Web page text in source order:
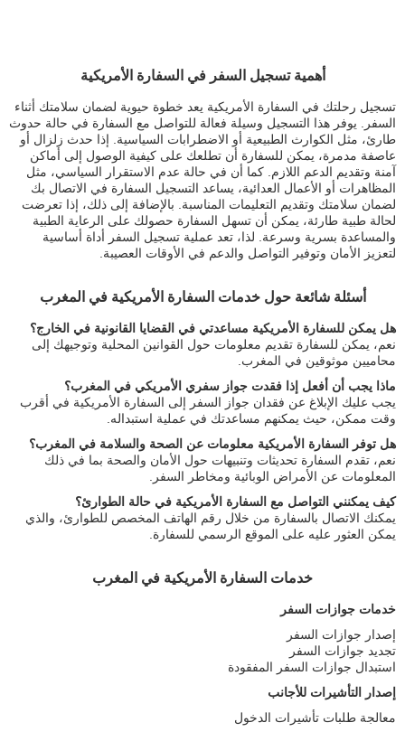
أهمية تسجيل السفر في السفارة الأمريكية
تسجيل رحلتك في السفارة الأمريكية يعد خطوة حيوية لضمان سلامتك أثناء
السفر. يوفر هذا التسجيل وسيلة فعالة للتواصل مع السفارة في حالة حدوث
طارئ، مثل الكوارث الطبيعية أو الاضطرابات السياسية. إذا حدث زلزال أو
عاصفة مدمرة، يمكن للسفارة أن تطلعك على كيفية الوصول إلى أماكن
آمنة وتقديم الدعم اللازم. كما أن في حالة عدم الاستقرار السياسي، مثل
المظاهرات أو الأعمال العدائية، يساعد التسجيل السفارة في الاتصال بك
لضمان سلامتك وتقديم التعليمات المناسبة. بالإضافة إلى ذلك، إذا تعرضت
لحالة طبية طارئة، يمكن أن تسهل السفارة حصولك على الرعاية الطبية
والمساعدة بسرية وسرعة. لذا، تعد عملية تسجيل السفر أداة أساسية
لتعزيز الأمان وتوفير التواصل والدعم في الأوقات العصيبة.
أسئلة شائعة حول خدمات السفارة الأمريكية في المغرب
هل يمكن للسفارة الأمريكية مساعدتي في القضايا القانونية في الخارج؟
نعم، يمكن للسفارة تقديم معلومات حول القوانين المحلية وتوجيهك إلى
محاميين موثوقين في المغرب.
ماذا يجب أن أفعل إذا فقدت جواز سفري الأمريكي في المغرب؟
يجب عليك الإبلاغ عن فقدان جواز السفر إلى السفارة الأمريكية في أقرب
وقت ممكن، حيث يمكنهم مساعدتك في عملية استبداله.
هل توفر السفارة الأمريكية معلومات عن الصحة والسلامة في المغرب؟
نعم، تقدم السفارة تحديثات وتنبيهات حول الأمان والصحة بما في ذلك
المعلومات عن الأمراض الوبائية ومخاطر السفر.
كيف يمكنني التواصل مع السفارة الأمريكية في حالة الطوارئ؟
يمكنك الاتصال بالسفارة من خلال رقم الهاتف المخصص للطوارئ، والذي
يمكن العثور عليه على الموقع الرسمي للسفارة.
خدمات السفارة الأمريكية في المغرب
خدمات جوازات السفر
إصدار جوازات السفر
تجديد جوازات السفر
استبدال جوازات السفر المفقودة
إصدار التأشيرات للأجانب
معالجة طلبات تأشيرات الدخول